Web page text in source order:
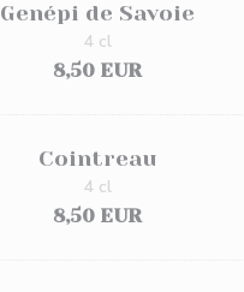
Genépi de Savoie
8,50 EUR
4 cl
Cointreau
8,50 EUR
4 cl